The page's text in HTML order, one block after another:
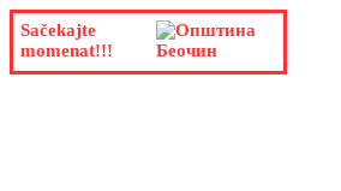
Sačekajte
momenat!!!